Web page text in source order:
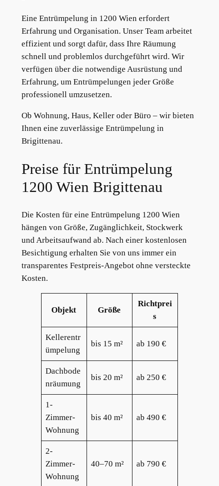
Eine Entrümpelung in 1200 Wien erfordert
Erfahrung und Organisation. Unser Team arbeitet
effizient und sorgt dafür, dass Ihre Räumung
schnell und problemlos durchgeführt wird. Wir
verfügen über die notwendige Ausrüstung und
Erfahrung, um Entrümpelungen jeder Größe
professionell umzusetzen.
Ob Wohnung, Haus, Keller oder Büro – wir bieten
Ihnen eine zuverlässige Entrümpelung in
Brigittenau.
Preise für Entrümpelung
1200 Wien Brigittenau
Die Kosten für eine Entrümpelung 1200 Wien
hängen von Größe, Zugänglichkeit, Stockwerk
und Arbeitsaufwand ab. Nach einer kostenlosen
Besichtigung erhalten Sie von uns immer ein
transparentes Festpreis-Angebot ohne versteckte
Kosten.
Objekt Größe
Richtprei
s
Kellerentr
ümpelung
bis 15 m² ab 190 €
Dachbode
nräumung
bis 20 m² ab 250 €
1-
Zimmer-
Wohnung
bis 40 m² ab 490 €
2-
Zimmer-
Wohnung
40–70 m² ab 790 €